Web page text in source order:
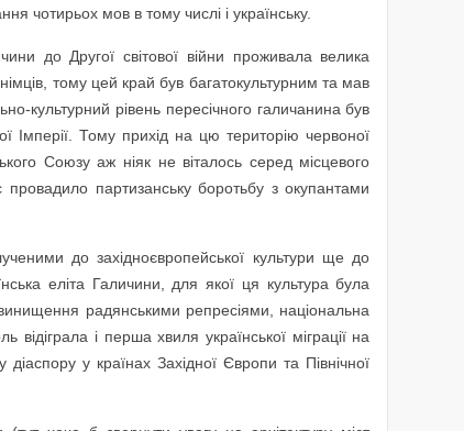
чотирьох мов в тому числі і українську.
до Другої світової війни проживала велика
тому цей край був багатокультурним та мав
культурний рівень пересічного галичанина був
Імперії. Тому прихід на цю територію червоної
Союзу аж ніяк не віталось серед місцевого
партизанську боротьбу з окупантами
до західноєвропейської культури ще до
еліта Галичини, для якої ця культура була
радянськими репресіями, національна
і перша хвиля української міграції на
у країнах Західної Європи та Північної